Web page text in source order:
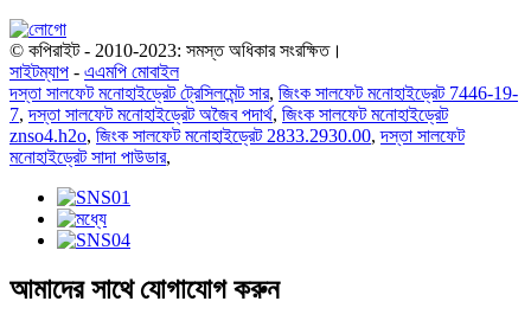
© কপিরাইট - 2010-2023: সমস্ত অধিকার সংরক্ষিত।
সাইটম্যাপ - এএমপি মোবাইল
দস্তা সালফেট মনোহাইড্রেট ট্রেসিলমেন্ট সার, জিংক সালফেট মনোহাইড্রেট 7446-19-
7,দস্তা সালফেট মনোহাইড্রেট অজৈব পদার্থ, জিংক সালফেট মনোহাইড্রেট
znso4.h2o, জিংক সালফেট মনোহাইড্রেট 2833.2930.00,দস্তা সালফেট
মনোহাইড্রেট সাদা পাউডার,
আমাদের সাথে যোগাযোগ করুন